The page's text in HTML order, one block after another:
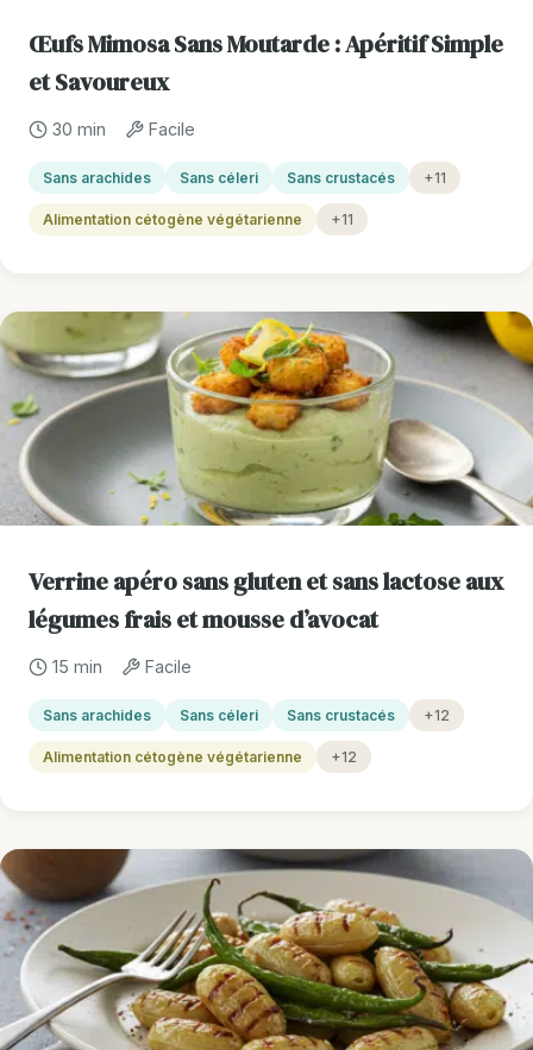
Œufs Mimosa Sans Moutarde : Apéritif Simple
et Savoureux
30 min Facile
Sans arachides Sans céleri Sans crustacés +11
Alimentation cétogène végétarienne +11
Verrine apéro sans gluten et sans lactose aux
légumes frais et mousse d’avocat
15 min Facile
Sans arachides Sans céleri Sans crustacés +12
Alimentation cétogène végétarienne +12